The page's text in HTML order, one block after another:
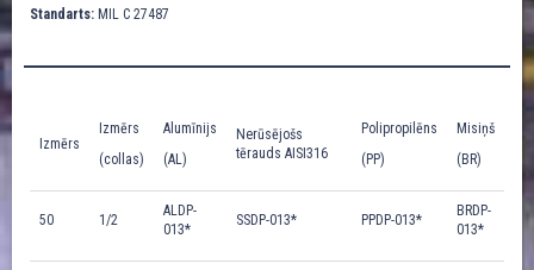
Standarts: MIL C 27487
Izmērs
Izmērs
(collas)
Alumīnijs
(AL)
Nerūsējošs
tērauds AISI316
Polipropilēns
(PP)
Misiņš
(BR)
50 1/2
ALDP-
013*
SSDP-013* PPDP-013*
BRDP-
013*